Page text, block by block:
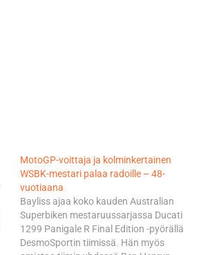
MotoGP-voittaja ja kolminkertainen
WSBK-mestari palaa radoille – 48-
vuotiaana
Bayliss ajaa koko kauden Australian
Superbiken mestaruussarjassa Ducati
1299 Panigale R Final Edition -pyörällä
DesmoSportin tiimissä. Hän myös